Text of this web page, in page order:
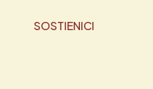
SOSTIENICI